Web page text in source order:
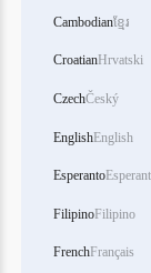
Cambodianខ្មែរ
CroatianHrvatski
CzechČeský
EnglishEnglish
Esperanto
FilipinoFilipino
FrenchFrançais